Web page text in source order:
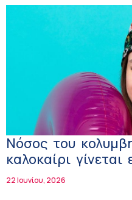
Νόσος του
καλοκαίρι
αυτιά
22 Ιουνίου, 2026